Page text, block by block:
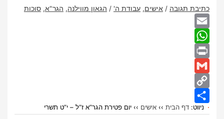
כתיבת תגובה /אישים,עבודת ה' / הגאון מווילנה, הגר"א,סוכות
Email
WhatsApp
Print
Gmail
Copy
Link
Share
ניווט:דף הבית ››אישים ››יום פטירת הגר”א ז”ל – י”ט תשרי